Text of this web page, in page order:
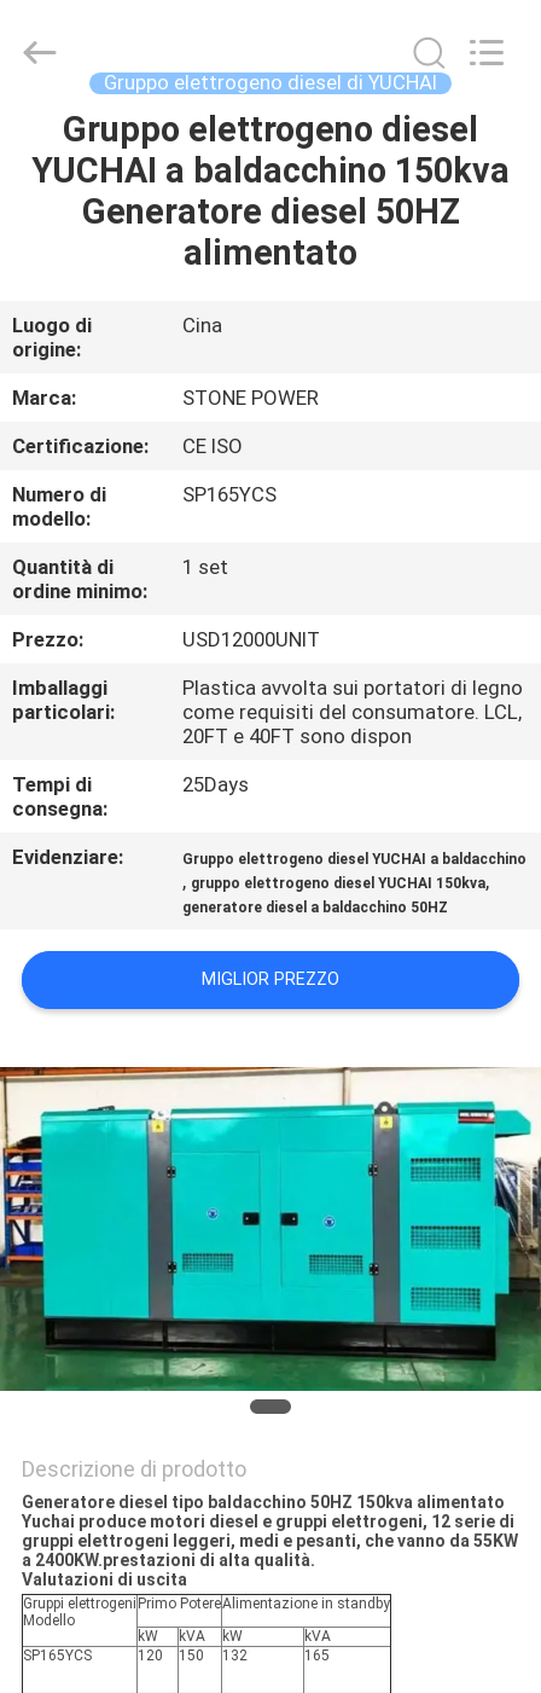
CASA
PRODOTTI
NOI
GIRO
DELLA
FABBRICA
CONTROLLO
DI
QUALITÀ
CONTATTICI
RICHIEDA
MAPPA
DEL
PRIVACY
POLICY
POWER
CO.,LTD.
Gruppo elettrogeno diesel di YUCHAI
Gruppo elettrogeno diesel
YUCHAI a baldacchino 150kva
Generatore diesel 50HZ
alimentato
Luogo di
origine:
Cina
Marca:
STONE POWER
Certificazione:
CE ISO
Numero di
modello:
SP165YCS
Quantità di
ordine minimo:
1 set
Prezzo:
USD12000UNIT
Imballaggi
particolari:
Plastica avvolta sui portatori di legno
come requisiti del consumatore. LCL,
20FT e 40FT sono dispon
Tempi di
consegna:
25Days
Evidenziare: Gruppo elettrogeno diesel YUCHAI a baldacchino
, gruppo elettrogeno diesel YUCHAI 150kva,
generatore diesel a baldacchino 50HZ
MIGLIOR PREZZO
Descrizione di prodotto
Generatore diesel tipo baldacchino 50HZ 150kva alimentato
Yuchai produce motori diesel e gruppi elettrogeni, 12 serie di
gruppi elettrogeni leggeri, medi e pesanti, che vanno da 55KW
a 2400KW.prestazioni di alta qualità.
Valutazioni di uscita
Gruppi elettrogeni
Modello
Primo PotereAlimentazione in standby
kW
kVA kW
kVA
SP165YCS
120 150 132 165